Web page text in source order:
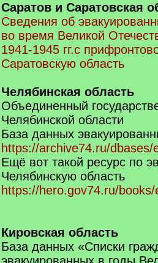
Саратов и Саратовская
Сведения об
во время Великой
1941-1945 гг.с
Саратовскую область
Челябинская область
Объединенный
Челябинской области
База данных
https://archive74.ru/dbases/
Ещё вот такой ресурс по
Челябинскую область
https://hero.gov74.ru/books/
Кировская область
База данных «Списки